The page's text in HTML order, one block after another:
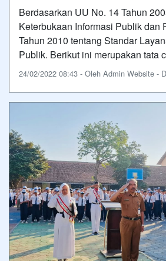
Berdasarkan UU No. 14 Tahun
Keterbukaan Informasi Publik dan
Tahun 2010 tentang Standar
Publik. Berikut ini merupakan tata
24/02/2022 08:43 - Oleh Admin Website -